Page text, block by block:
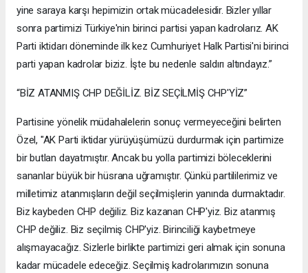
yine saraya karşı hepimizin ortak mücadelesidir. Bizler yıllar
sonra partimizi Türkiye'nin birinci partisi yapan kadrolarız. AK
Parti iktidarı döneminde ilk kez Cumhuriyet Halk Partisi'ni birinci
parti yapan kadrolar biziz. İşte bu nedenle saldırı altındayız.”
“BİZ ATANMIŞ CHP DEĞİLİZ. BİZ SEÇİLMİŞ CHP'YİZ”
Partisine yönelik müdahalelerin sonuç vermeyeceğini belirten
Özel, "AK Parti iktidar yürüyüşümüzü durdurmak için partimize
bir butlan dayatmıştır. Ancak bu yolla partimizi böleceklerini
sananlar büyük bir hüsrana uğramıştır. Çünkü partililerimiz ve
milletimiz atanmışların değil seçilmişlerin yanında durmaktadır.
Biz kaybeden CHP değiliz. Biz kazanan CHP'yiz. Biz atanmış
CHP değiliz. Biz seçilmiş CHP'yiz. Birinciliği kaybetmeye
alışmayacağız. Sizlerle birlikte partimizi geri almak için sonuna
kadar mücadele edeceğiz. Seçilmiş kadrolarımızın sonuna